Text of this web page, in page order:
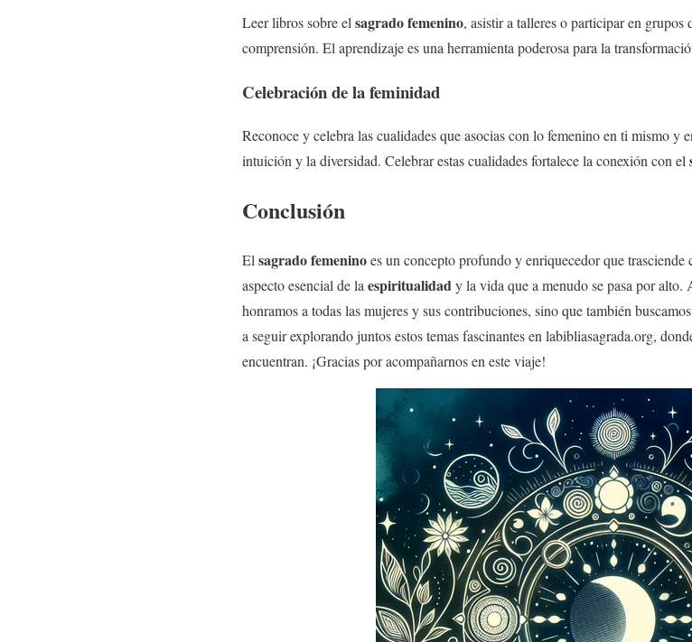
Leer libros sobre el sagrado femenino, asistir a talleres o participar en
comprensión. El aprendizaje es una herramienta poderosa para la
Celebración de la feminidad
Reconoce y celebra las cualidades que asocias con lo femenino en ti mismo y
intuición y la diversidad. Celebrar estas cualidades fortalece la conexión con el
Conclusión
El sagrado femeninoes un concepto profundo y enriquecedor que
aspecto esencial de la espiritualidady la vida que a menudo se pasa por alto.
honramos a todas las mujeres y sus contribuciones, sino que también
a seguir explorando juntos estos temas fascinantes en labibliasagrada.org,
encuentran. ¡Gracias por acompañarnos en este viaje!